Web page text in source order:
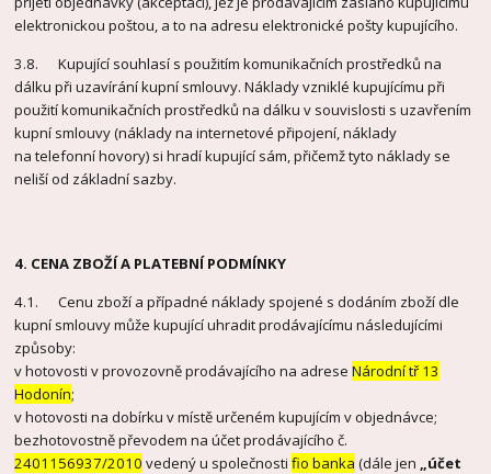
elektronickou poštou, a to na adresu elektronické pošty kupujícího.
3.8. Kupující souhlasí s použitím komunikačních prostředků na
dálku při uzavírání kupní smlouvy. Náklady vzniklé kupujícímu při
použití komunikačních prostředků na dálku v souvislosti s uzavřením
kupní smlouvy (náklady na internetové připojení, náklady
na telefonní hovory) si hradí kupující sám, přičemž tyto náklady se
neliší od základní sazby.
4. CENA ZBOŽÍ A PLATEBNÍ PODMÍNKY
4.1. Cenu zboží a případné náklady spojené s dodáním zboží dle
kupní smlouvy může kupující uhradit prodávajícímu následujícími
způsoby:
v hotovosti v provozovně prodávajícího na adreseNárodní tř 13
Hodonín;
v hotovosti na dobírku v místě určeném kupujícím v objednávce;
bezhotovostně převodem na účet prodávajícího č.
2401156937/2010 vedený u společnostifio banka (dále jen
„účet